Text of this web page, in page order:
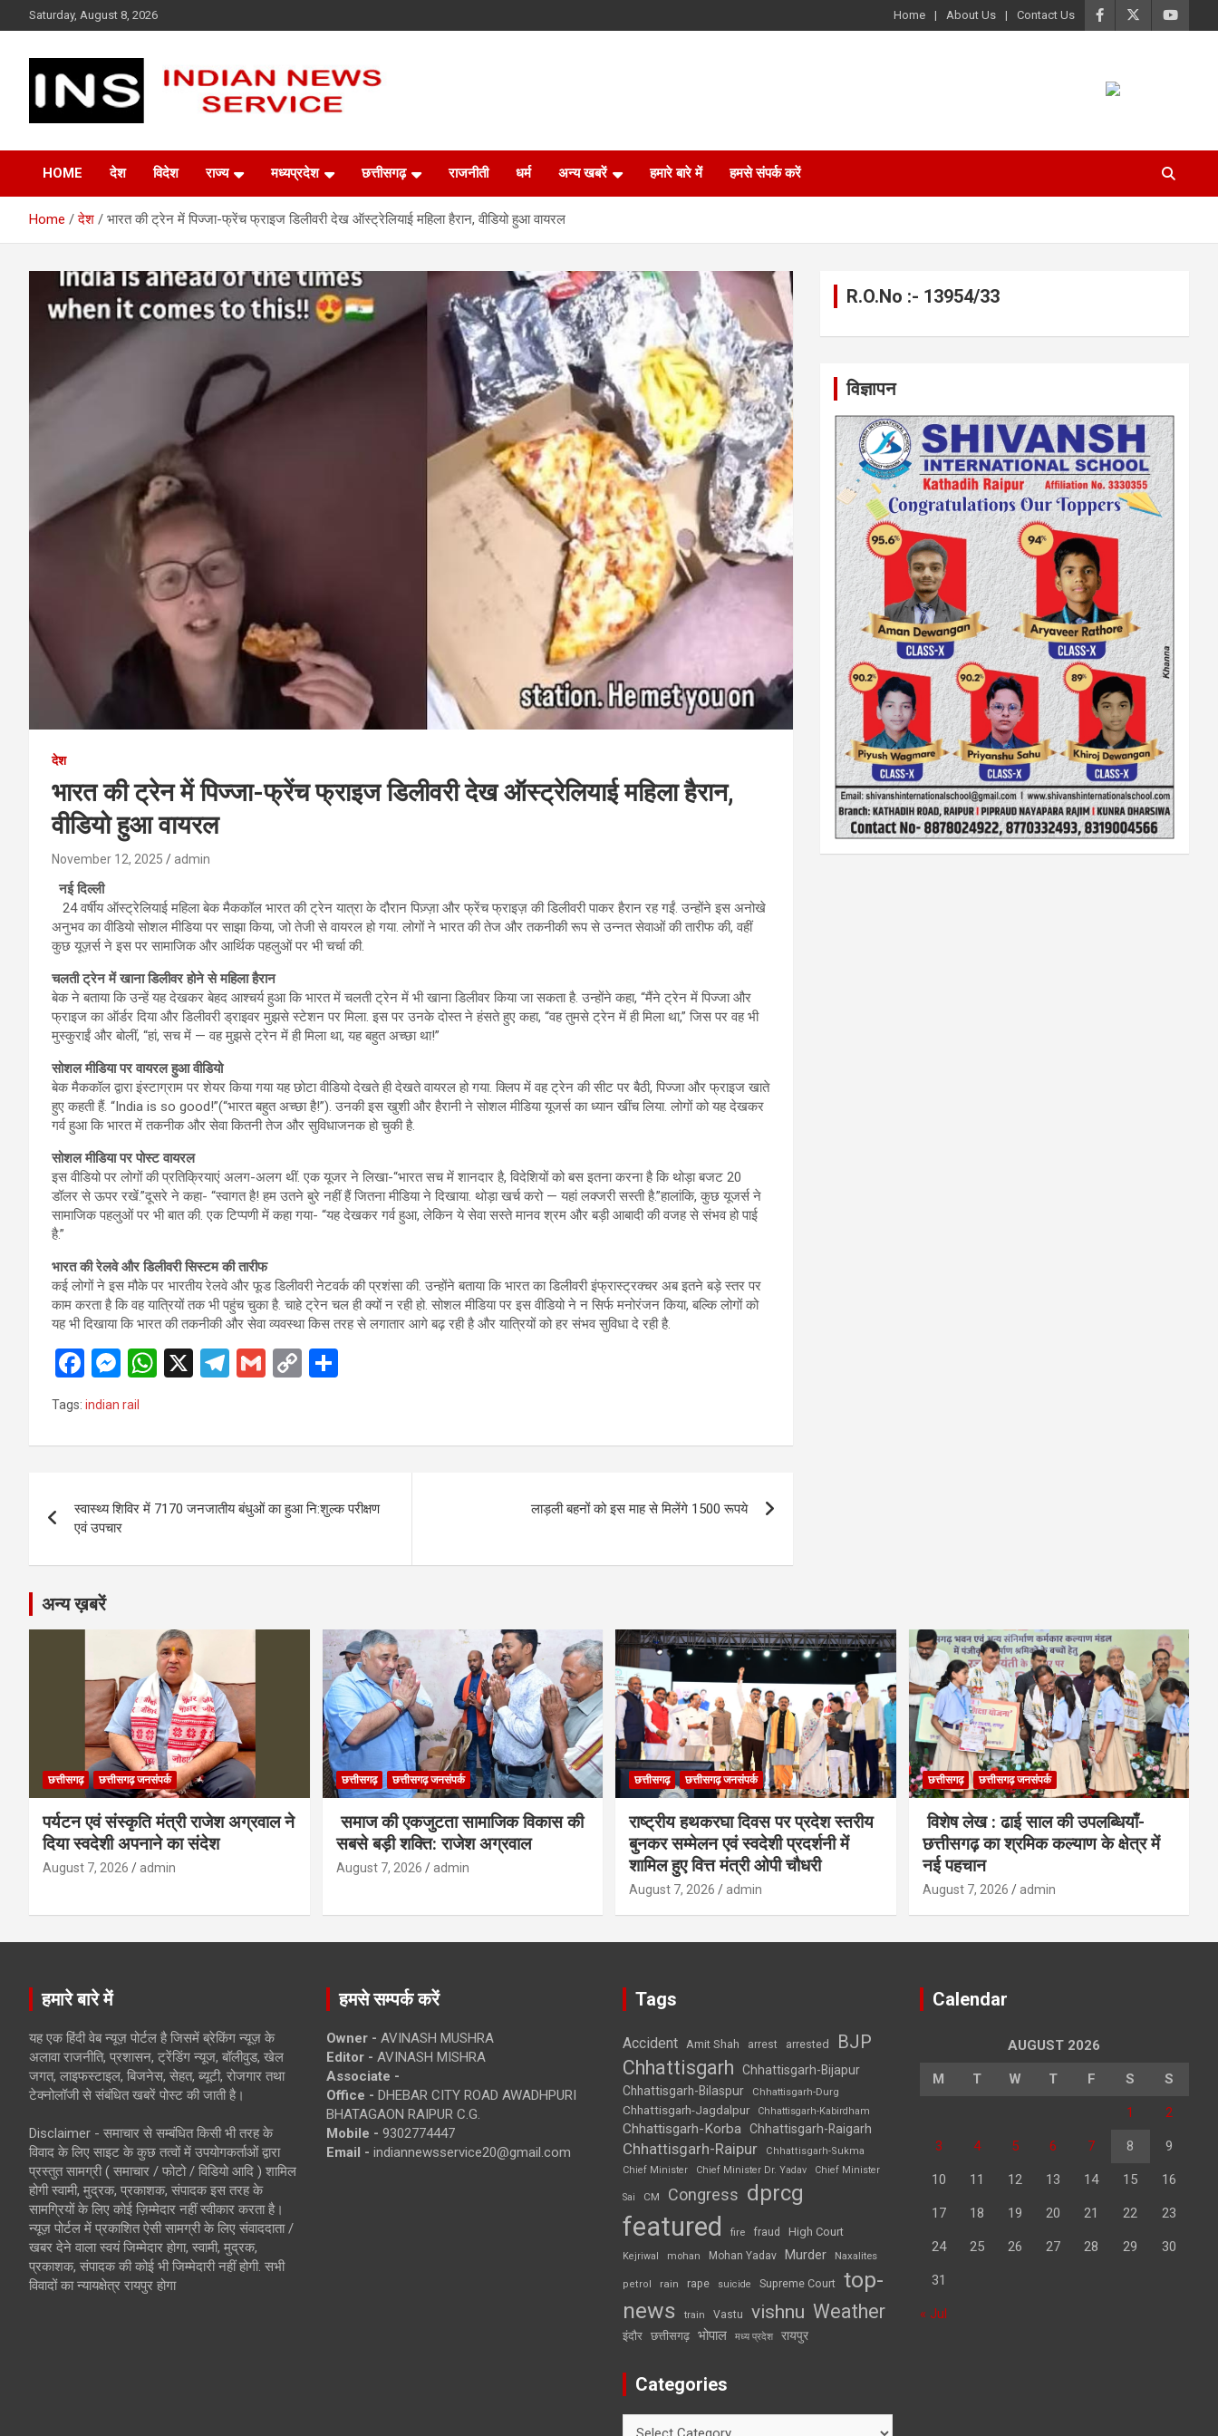
to
Saturday, August 8, 2026 Home About Us Contact Us
Indian News Service
HOME देश विदेश राज्य मध्यप्रदेश छत्तीसगढ़ राजनीती धर्म अन्य खबरें हमारे बारे में हमसे संपर्क करें
Home देश भारत की ट्रेन में पिज्जा-फ्रेंच फ्राइज डिलीवरी देख ऑस्ट्रेलियाई महिला हैरान, वीडियो हुआ वायरल
देश
भारत की ट्रेन में पिज्जा-फ्रेंच फ्राइज डिलीवरी देख ऑस्ट्रेलियाई महिला हैरान,
वीडियो हुआ वायरल
November 12, 2025 admin
नई दिल्ली
24 वर्षीय ऑस्ट्रेलियाई महिला बेक मैककॉल भारत की ट्रेन यात्रा के दौरान पिज़्ज़ा और फ्रेंच फ्राइज़ की डिलीवरी पाकर हैरान रह गईं. उन्होंने इस अनोखे
अनुभव का वीडियो सोशल मीडिया पर साझा किया, जो तेजी से वायरल हो गया. लोगों ने भारत की तेज और तकनीकी रूप से उन्नत सेवाओं की तारीफ की, वहीं
कुछ यूज़र्स ने इस पर सामाजिक और आर्थिक पहलुओं पर भी चर्चा की.
चलती ट्रेन में खाना डिलीवर होने से महिला हैरान
बेक ने बताया कि उन्हें यह देखकर बेहद आश्चर्य हुआ कि भारत में चलती ट्रेन में भी खाना डिलीवर किया जा सकता है. उन्होंने कहा, “मैंने ट्रेन में पिज्जा और
फ्राइज का ऑर्डर दिया और डिलीवरी ड्राइवर मुझसे स्टेशन पर मिला. इस पर उनके दोस्त ने हंसते हुए कहा, “वह तुमसे ट्रेन में ही मिला था,” जिस पर वह भी
मुस्कुराईं और बोलीं, “हां, सच में — वह मुझसे ट्रेन में ही मिला था, यह बहुत अच्छा था!”
सोशल मीडिया पर वायरल हुआ वीडियो
बेक मैककॉल द्वारा इंस्टाग्राम पर शेयर किया गया यह छोटा वीडियो देखते ही देखते वायरल हो गया. क्लिप में वह ट्रेन की सीट पर बैठी, पिज्जा और फ्राइज खाते
हुए कहती हैं. “India is so good!”(“भारत बहुत अच्छा है!”). उनकी इस खुशी और हैरानी ने सोशल मीडिया यूजर्स का ध्यान खींच लिया. लोगों को यह देखकर
गर्व हुआ कि भारत में तकनीक और सेवा कितनी तेज और सुविधाजनक हो चुकी है.
सोशल मीडिया पर पोस्ट वायरल
इस वीडियो पर लोगों की प्रतिक्रियाएं अलग-अलग थीं. एक यूजर ने लिखा-“भारत सच में शानदार है, विदेशियों को बस इतना करना है कि थोड़ा बजट 20
डॉलर से ऊपर रखें.”दूसरे ने कहा- “स्वागत है! हम उतने बुरे नहीं हैं जितना मीडिया ने दिखाया. थोड़ा खर्च करो — यहां लक्जरी सस्ती है.”हालांकि, कुछ यूजर्स ने
सामाजिक पहलुओं पर भी बात की. एक टिप्पणी में कहा गया- “यह देखकर गर्व हुआ, लेकिन ये सेवा सस्ते मानव श्रम और बड़ी आबादी की वजह से संभव हो पाई
है.”
भारत की रेलवे और डिलीवरी सिस्टम की तारीफ
कई लोगों ने इस मौके पर भारतीय रेलवे और फूड डिलीवरी नेटवर्क की प्रशंसा की. उन्होंने बताया कि भारत का डिलीवरी इंफ्रास्ट्रक्चर अब इतने बड़े स्तर पर
काम करता है कि वह यात्रियों तक भी पहुंच चुका है. चाहे ट्रेन चल ही क्यों न रही हो. सोशल मीडिया पर इस वीडियो ने न सिर्फ मनोरंजन किया, बल्कि लोगों को
यह भी दिखाया कि भारत की तकनीकी और सेवा व्यवस्था किस तरह से लगातार आगे बढ़ रही है और यात्रियों को हर संभव सुविधा दे रही है.
F
a
b
o
k
M
es
n
er
W
s
p
X
T
gr
m
G
C
Li
k
e
Tags: indian rail
navigation
स्वास्थ्य शिविर में 7170 जनजातीय बंधुओं का हुआ नि:शुल्क परीक्षण
एवं उपचार
लाड़ली बहनों को इस माह से मिलेंगे 1500 रूपये
R.O.No :- 13954/33
विज्ञापन
अन्य ख़बरें
छत्तीसगढ़ छत्तीसगढ़ जनसंपर्क
पर्यटन एवं संस्कृति मंत्री राजेश अग्रवाल ने
दिया स्वदेशी अपनाने का संदेश
August 7, 2026 admin
छत्तीसगढ़ छत्तीसगढ़ जनसंपर्क
समाज की एकजुटता सामाजिक विकास की
सबसे बड़ी शक्ति: राजेश अग्रवाल
August 7, 2026 admin
छत्तीसगढ़ छत्तीसगढ़ जनसंपर्क
राष्ट्रीय हथकरघा दिवस पर प्रदेश स्तरीय
बुनकर सम्मेलन एवं स्वदेशी प्रदर्शनी में
शामिल हुए वित्त मंत्री ओपी चौधरी
August 7, 2026 admin
छत्तीसगढ़ छत्तीसगढ़ जनसंपर्क
विशेष लेख : ढाई साल की उपलब्धियाँ-
छत्तीसगढ़ का श्रमिक कल्याण के क्षेत्र में
नई पहचान
August 7, 2026 admin
हमारे बारे में
यह एक हिंदी वेब न्यूज़ पोर्टल है जिसमें ब्रेकिंग न्यूज़ के
अलावा राजनीति, प्रशासन, ट्रेंडिंग न्यूज, बॉलीवुड, खेल
जगत, लाइफस्टाइल, बिजनेस, सेहत, ब्यूटी, रोजगार तथा
टेक्नोलॉजी से संबंधित खबरें पोस्ट की जाती है।
Disclaimer - समाचार से सम्बंधित किसी भी तरह के
विवाद के लिए साइट के कुछ तत्वों में उपयोगकर्ताओं द्वारा
प्रस्तुत सामग्री ( समाचार / फोटो / विडियो आदि ) शामिल
होगी स्वामी, मुद्रक, प्रकाशक, संपादक इस तरह के
सामग्रियों के लिए कोई ज़िम्मेदार नहीं स्वीकार करता है।
न्यूज़ पोर्टल में प्रकाशित ऐसी सामग्री के लिए संवाददाता /
खबर देने वाला स्वयं जिम्मेदार होगा, स्वामी, मुद्रक,
प्रकाशक, संपादक की कोई भी जिम्मेदारी नहीं होगी. सभी
विवादों का न्यायक्षेत्र रायपुर होगा
हमसे सम्पर्क करें
Owner - AVINASH MUSHRA
Editor - AVINASH MISHRA
Associate -
Office - DHEBAR CITY ROAD AWADHPURI
BHATAGAON RAIPUR C.G.
Mobile - 9302774447
Email - indiannewsservice20@gmail.com
Tags
Accident Amit Shah arrest arrested BJP
Chhattisgarh
Chhattisgarh-Bijapur
Chhattisgarh-Bilaspur
Chhattisgarh-Durg
Chhattisgarh-Jagdalpur Chhattisgarh-Kabirdham
Chhattisgarh-Korba Chhattisgarh-Raigarh
Chhattisgarh-Raipur
Chhattisgarh-Sukma
Chief Minister
Chief Minister Dr. Yadav Chief Minister
Sai CM Congress dprcg
featured fire fraud High Court
Kejriwal mohan Mohan Yadav Murder Naxalites
petrol rain rape suicide Supreme Court top-
news
train Vastu vishnu Weather
इंदौर छत्तीसगढ़ भोपाल मध्य प्रदेश रायपुर
Categories
Calendar
AUGUST 2026
M T W T F S S
1 2
3 4 5 6 7 8 9
10 11 12 13 14 15 16
17 18 19 20 21 22 23
24 25 26 27 28 29 30
31
« Jul